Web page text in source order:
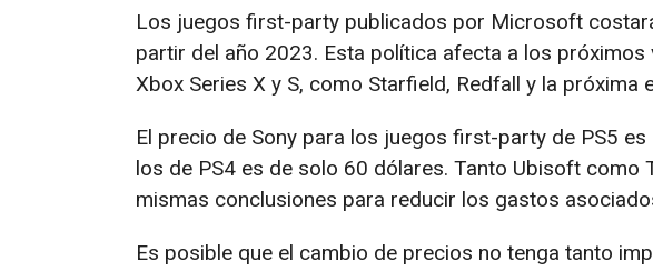
Los juegos first-party publicados por Microsoft
partir del año 2023. Esta política afecta a los
Xbox Series X y S, como Starfield, Redfall y la
El precio de Sony para los juegos first-party de PS5
los de PS4 es de solo 60 dólares. Tanto Ubisoft como
mismas conclusiones para reducir los gastos
Es posible que el cambio de precios no tenga tanto